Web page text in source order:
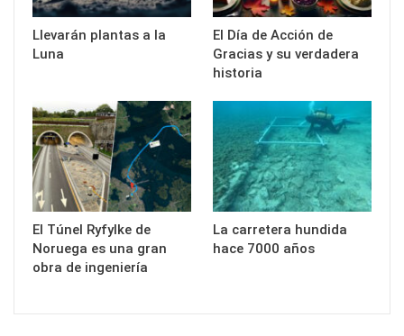
Llevarán plantas a la
Luna
El Día de Acción de
Gracias y su verdadera
historia
El Túnel Ryfylke de
Noruega es una gran
obra de ingeniería
La carretera hundida
hace 7000 años